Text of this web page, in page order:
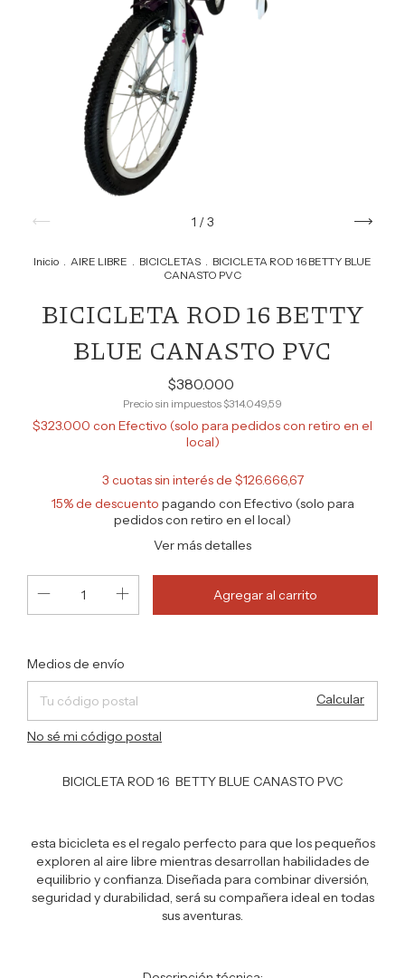
1 /3
Inicio AIRE LIBRE BICICLETAS
BICICLETA ROD 16 BETTY BLUE
CANASTO PVC
BICICLETA ROD 16 BETTY
BLUE CANASTO PVC
$380.000
Precio sin impuestos $314.049,59
$323.000 con Efectivo (solo para pedidos con retiro en el
local)
3 cuotas sin interés de $126.666,67
15% de descuento pagando con Efectivo (solo para
pedidos con retiro en el local)
Ver más detalles
Entregas para el CP:
Medios de envío
Calcular
No sé mi código postal
BICICLETA ROD 16 BETTY BLUE CANASTO PVC
esta bicicleta es el regalo perfecto para que los pequeños
exploren al aire libre mientras desarrollan habilidades de
equilibrio y confianza. Diseñada para combinar diversión,
seguridad y durabilidad, será su compañera ideal en todas
sus aventuras.